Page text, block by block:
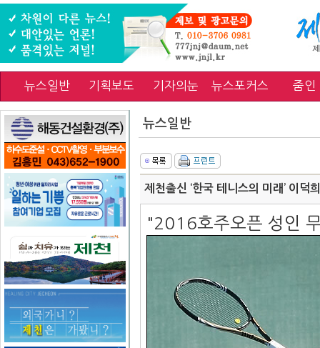
뉴스일반 기획보도 기자의눈 뉴스포커스 줌인
뉴스일반
제천출신 ‘한국 테니스의 미래’ 이덕
"2016호주오픈 성인